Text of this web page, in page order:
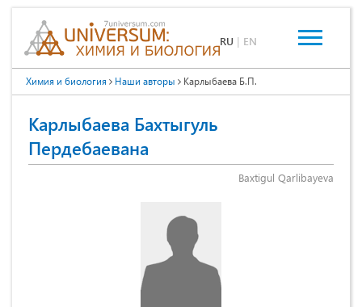
RU | EN
Химия и биология Наши авторы Карлыбаева Б.П.
Карлыбаева Бахтыгуль
Пердебаевана
Baxtigul Qarlibayeva